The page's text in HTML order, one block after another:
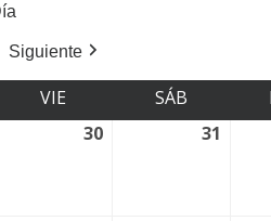
Siguiente
VIE SÁB
30 31